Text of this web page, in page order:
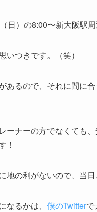
日）の8:00〜新大阪駅
いつきです。（笑）
あるので、それに間に
ーナーの方でなくても
！
地の利がないので、当
なるかは、 僕のTwitterで